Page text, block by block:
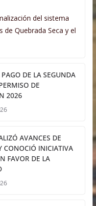
del sistema
Quebrada Seca y el
DE LA SEGUNDA
DE
2026
AVANCES DE
CONOCIÓ INICIATIVA
FAVOR DE LA